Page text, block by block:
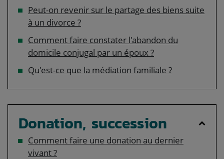
Peut-on revenir sur le partage des biens suite
à un divorce ?
Comment faire constater l'abandon du
domicile conjugal par un époux ?
Qu'est-ce que la médiation familiale ?
Donation, succession
Comment faire une donation au dernier
vivant ?